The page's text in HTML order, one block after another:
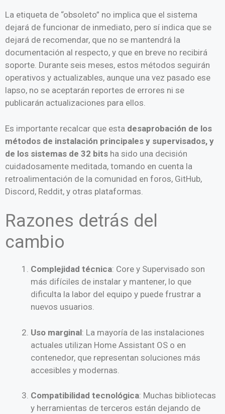
La etiqueta de “obsoleto” no implica que el sistema
dejará de funcionar de inmediato, pero sí indica que se
dejará de recomendar, que no se mantendrá la
documentación al respecto, y que en breve no recibirá
soporte. Durante seis meses, estos métodos seguirán
operativos y actualizables, aunque una vez pasado ese
lapso, no se aceptarán reportes de errores ni se
publicarán actualizaciones para ellos.
Es importante recalcar que esta desaprobación de los
métodos de instalación principales y supervisados, y
de los sistemas de 32 bits ha sido una decisión
cuidadosamente meditada, tomando en cuenta la
retroalimentación de la comunidad en foros, GitHub,
Discord, Reddit, y otras plataformas.
Razones detrás del
cambio
Complejidad técnica: Core y Supervisado son
más difíciles de instalar y mantener, lo que
dificulta la labor del equipo y puede frustrar a
nuevos usuarios.
Uso marginal: La mayoría de las instalaciones
actuales utilizan Home Assistant OS o en
contenedor, que representan soluciones más
accesibles y modernas.
Compatibilidad tecnológica: Muchas bibliotecas
y herramientas de terceros están dejando de